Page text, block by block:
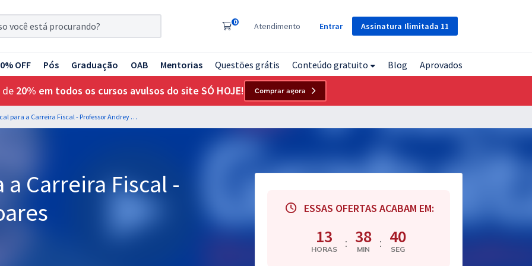
Assinatura Ilimitada 11
0 Atendimento Entrar
OFF Pós Graduação OAB Mentorias Questões grátis Conteúdo gratuito Blog Aprovados
de 20% em todos os cursos avulsos do site SÓ HOJE! Comprar agora
Auditoria Fiscal para a Carreira Fiscal - Professor Andrey Soares
Carreira Fiscal -
ESSAS OFERTAS ACABAM EM:
13
HORAS : 38
MIN : 39
SEG